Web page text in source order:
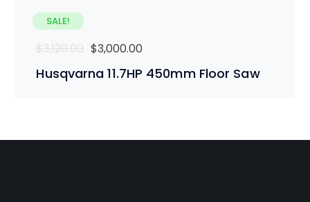
SALE!
Husqvarna 11.7HP 450mm Floor Saw
$3,120.00 $3,000.00